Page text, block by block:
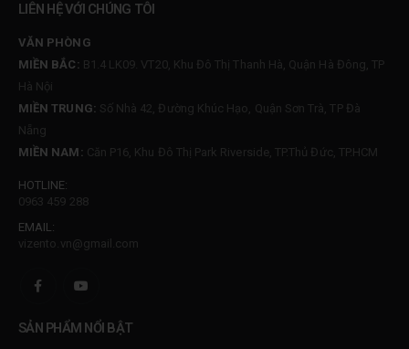
LIÊN HỆ VỚI CHÚNG TÔI
VĂN PHÒNG
MIỀN BẮC: B1.4 LK09. VT20, Khu Đô Thị Thanh Hà, Quận Hà Đông, TP
Hà Nội
MIỀN TRUNG: Số Nhà 42, Đường Khúc Hạo, Quận Sơn Trà, TP Đà
Nẵng
MIỀN NAM: Căn P16, Khu Đô Thị Park Riverside, TP.Thủ Đức, TP.HCM
HOTLINE:
0963 459 288
EMAIL:
vizento.vn@gmail.com
SẢN PHẨM NỔI BẬT